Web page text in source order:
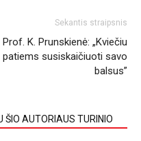
Sekantis straipsnis
Prof. K. Prunskienė: „Kviečiu
patiems susiskaičiuoti savo
balsus”
ŠIO AUTORIAUS TURINIO